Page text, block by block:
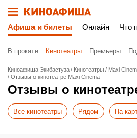
Афиша и билеты Онлайн Что
В прокате Кинотеатры Премьеры
Киноафиша Экибастуза Кинотеатры
Maxi
Отзывы о кинотеатре Maxi Cinema
Отзывы о
Все кинотеатры Рядом На